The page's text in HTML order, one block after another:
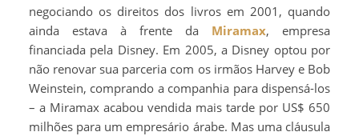
negociando os direitos dos livros em 2001, quando
ainda estava à frente da Miramax, empresa
financiada pela Disney. Em 2005, a Disney optou por
não renovar sua parceria com os irmãos Harvey e Bob
Weinstein, comprando a companhia para dispensá-los
– a Miramax acabou vendida mais tarde por US$ 650
milhões para um empresário árabe. Mas uma cláusula